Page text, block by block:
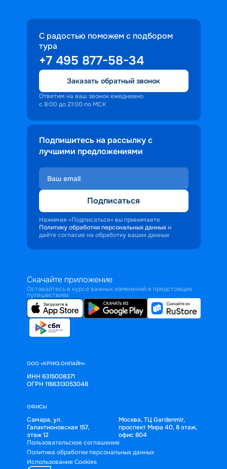
С радостью поможем с подбором
тура
+7 495 877-58-34
Заказать обратный звонок
Ответим на ваш звонок ежедневно
с 8:00 до 21:00 по МСК
Подпишитесь на рассылку с
лучшими предложениями
Подписаться
Нажимая «Подписаться» вы принимаете
Политику обработки персональных данных и
даёте согласие на обработку ваших данных
Скачайте приложение
Оставайтесь в курсе важных изменений в предстоящих
путешествиях
ООО «КРУИЗ.ОНЛАЙН»
ИНН 6315008371
ОГРН 1166313053048
ОФИСЫ
Самара, ул.
Галактионовская 157,
этаж 12
Москва, ТЦ Gardenmir,
проспект Мира 40, 8 этаж,
офис 804
Пользовательское соглашение
Политика обработки персональных данных
Использование Cookies